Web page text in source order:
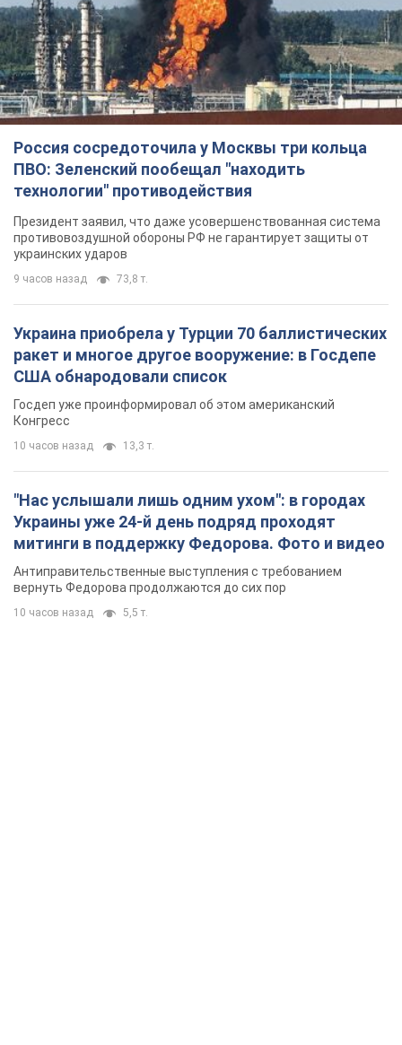
Россия сосредоточила у Москвы три кольца
ПВО: Зеленский пообещал "находить
технологии" противодействия
Президент заявил, что даже усовершенствованная система
противовоздушной обороны РФ не гарантирует защиты от
украинских ударов
9 часов назад 73,8 т.
Украина приобрела у Турции 70 баллистических
ракет и многое другое вооружение: в Госдепе
США обнародовали список
Госдеп уже проинформировал об этом американский
Конгресс
10 часов назад 13,3 т.
"Нас услышали лишь одним ухом": в городах
Украины уже 24-й день подряд проходят
митинги в поддержку Федорова. Фото и видео
Антиправительственные выступления с требованием
вернуть Федорова продолжаются до сих пор
10 часов назад 5,5 т.